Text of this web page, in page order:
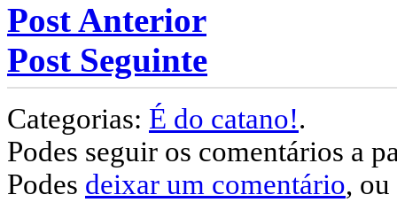
Post Anterior
Post Seguinte
Categorias: É do catano!.
Podes seguir os comentários a
Podes deixar um comentário,